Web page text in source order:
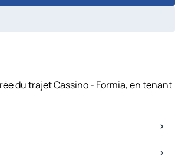
du trajet Cassino - Formia, en tenant